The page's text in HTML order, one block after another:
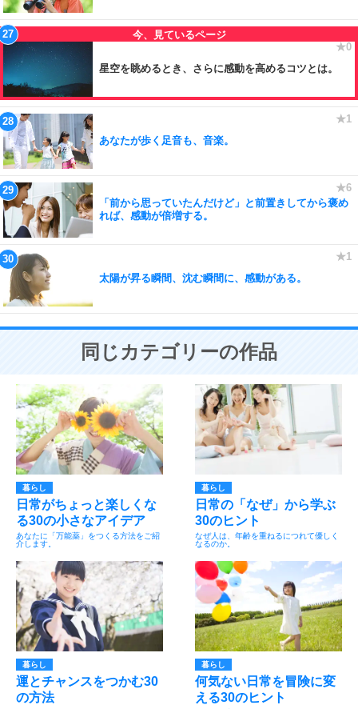
星空を眺めるとき、さらに感動を高めるコツとは。
あなたが歩く足音も、音楽。
「前から思っていたんだけど」と前置きしてから褒め
れば、感動が倍増する。
太陽が昇る瞬間、沈む瞬間に、感動がある。
同じカテゴリーの作品
暮らし
日常がちょっと楽しくな
る30の小さなアイデア
あなたに「万能薬」をつくる方法をご紹
介します。
暮らし
日常の「なぜ」から学ぶ
30のヒント
なぜ人は、年齢を重ねるにつれて優しく
なるのか。
暮らし
運とチャンスをつかむ30
の方法
暮らし
何気ない日常を冒険に変
える30のヒント